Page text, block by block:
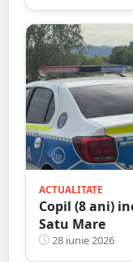
ACTUALITATE
Copil (8 ani)
Satu Mare
28 iunie 2026